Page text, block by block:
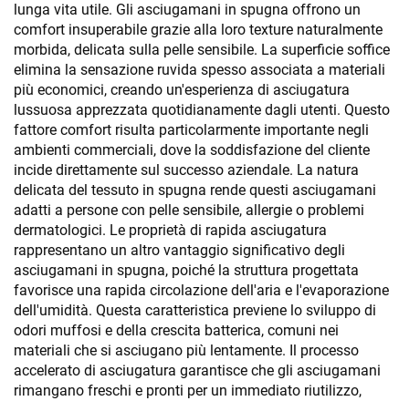
lunga vita utile. Gli asciugamani in spugna offrono un
comfort insuperabile grazie alla loro texture naturalmente
morbida, delicata sulla pelle sensibile. La superficie soffice
elimina la sensazione ruvida spesso associata a materiali
più economici, creando un'esperienza di asciugatura
lussuosa apprezzata quotidianamente dagli utenti. Questo
fattore comfort risulta particolarmente importante negli
ambienti commerciali, dove la soddisfazione del cliente
incide direttamente sul successo aziendale. La natura
delicata del tessuto in spugna rende questi asciugamani
adatti a persone con pelle sensibile, allergie o problemi
dermatologici. Le proprietà di rapida asciugatura
rappresentano un altro vantaggio significativo degli
asciugamani in spugna, poiché la struttura progettata
favorisce una rapida circolazione dell'aria e l'evaporazione
dell'umidità. Questa caratteristica previene lo sviluppo di
odori muffosi e della crescita batterica, comuni nei
materiali che si asciugano più lentamente. Il processo
accelerato di asciugatura garantisce che gli asciugamani
rimangano freschi e pronti per un immediato riutilizzo,